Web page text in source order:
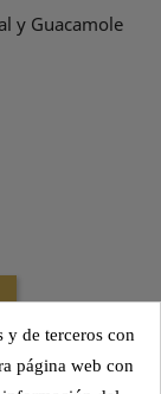
y Guacamole
de terceros con
página web con